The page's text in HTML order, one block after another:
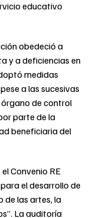
educativo
obedeció a
y a deficiencias en
medidas
a las sucesivas
órgano de control
parte de la
beneficiaria del
Convenio RE
el desarrollo de
de las artes, la
La auditoría